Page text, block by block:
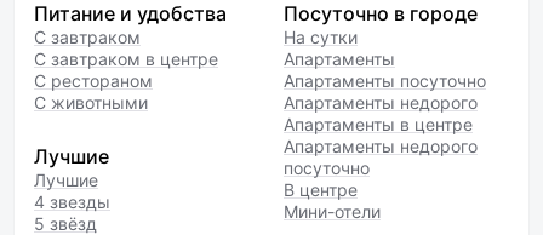
прям маленький) - очень
условный.
Питание и удобства
С завтраком
С завтраком в центре
С рестораном
С животными
Лучшие
Лучшие
4 звезды
5 звёзд
Посуточно в городе
На сутки
Апартаменты
Апартаменты посуточно
Апартаменты недорого
Апартаменты в центре
Апартаменты недорого
посуточно
В центре
Мини-отели